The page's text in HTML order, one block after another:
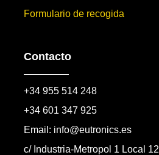
Formulario de recogida
Contacto
+34 955 514 248
+34 601 347 925
Email: info@eutronics.es
c/ Industria-Metropol 1 Local 12